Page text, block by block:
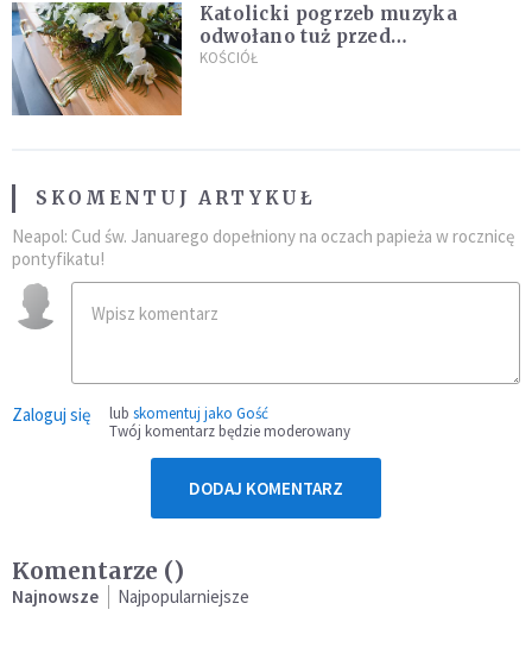
Katolicki pogrzeb muzyka
odwołano tuż przed
uroczystością. Powodem była
KOŚCIÓŁ
SKOMENTUJ ARTYKUŁ
Neapol: Cud św. Januarego dopełniony na oczach papieża w rocznicę
pontyfikatu!
Zaloguj się lub skomentuj jako Gość
Twój komentarz będzie moderowany
DODAJ KOMENTARZ
Komentarze ()
Najnowsze Najpopularniejsze